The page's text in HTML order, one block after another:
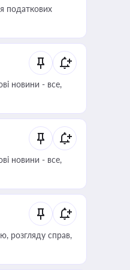
податкових
новини - все,
новини - все,
розгляду справ,